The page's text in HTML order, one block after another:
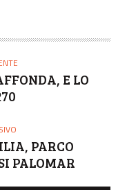
E LO
PARCO
PALOMAR